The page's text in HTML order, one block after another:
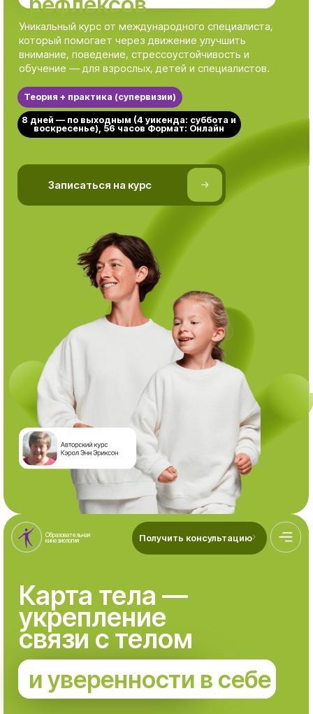
Уникальный курс от международного специалиста,
внимание, поведение, стрессоустойчивость и
обучение — для взрослых, детей и специалистов.
Теория + практика (супервизии)
8 дней — по выходным (4 уикенда: суббота и
воскресенье), 56 часов Формат: Онлайн
Карта Тела — ваш путь к контакту с миром и собой.
Изучите, как тело может стать опорой во всех
сферах жизни. 8 недель глубоких практик для
формирования прочной связи с собой.
Карта тела —
укрепление
связи с телом
и уверенности в себе
Получить консультацию⠀
Образовательная
кинезиология